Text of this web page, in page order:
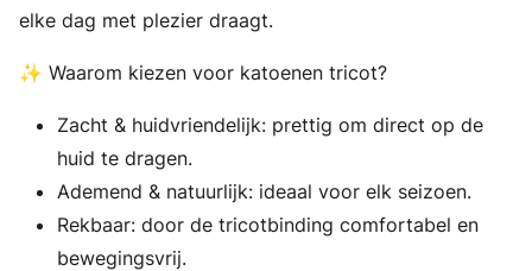
elke dag met plezier draagt.
✨ Waarom kiezen voor katoenen tricot?
Zacht & huidvriendelijk: prettig om direct op de
huid te dragen.
Ademend & natuurlijk: ideaal voor elk seizoen.
Rekbaar: door de tricotbinding comfortabel en
bewegingsvrij.